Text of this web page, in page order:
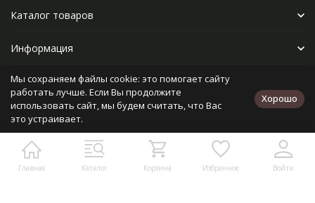
Главная Каталог Корзина Избранное Войти
Каталог товаров
Информация
Прочее
Политика персональных данных
Разработано в
bodysite.ru
Мы сохраняем файлы cookie: это помогает сайту
работать лучше. Если Вы продолжите
использовать сайт, мы будем считать, что Вас
это устраивает.
Хорошо